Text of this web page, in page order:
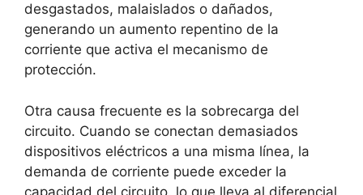
desgastados, malaislados o dañados,
generando un aumento repentino de la
corriente que activa el mecanismo de
protección.
Otra causa frecuente es la sobrecarga del
circuito. Cuando se conectan demasiados
dispositivos eléctricos a una misma línea, la
demanda de corriente puede exceder la
capacidad del circuito, lo que lleva al diferencial